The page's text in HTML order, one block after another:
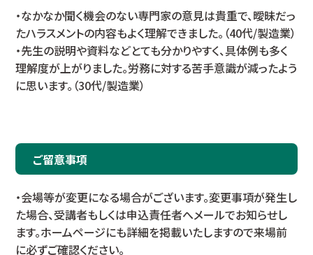
・なかなか聞く機会のない専門家の意見は貴重で、曖昧だっ
たハラスメントの内容もよく理解できました。（40代/製造業）
・先生の説明や資料などとても分かりやすく、具体例も多く
理解度が上がりました。労務に対する苦手意識が減ったよう
に思います。（30代/製造業）
ご留意事項
・会場等が変更になる場合がございます。変更事項が発生し
た場合、受講者もしくは申込責任者へメールでお知らせし
ます。ホームページにも詳細を掲載いたしますので来場前
に必ずご確認ください。